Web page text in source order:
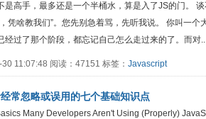
是高手，最多还是一个半桶水，算是入了JS的门。
凭啥教我们”。您先别急着骂，先听我说。 你叫一
经过了那个阶段，都忘记自己怎么走过来的了。而对
11:07:48 阅读：47151 标签： Javascript
常忽略或误用的七个基础知识点
Many Developers Aren't Using (Properly)